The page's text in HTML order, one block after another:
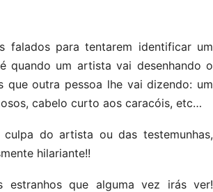
falados para tentarem identificar um
quando um artista vai desenhando o
outra pessoa lhe vai dizendo: um
cabelo curto aos caracóis, etc…
do artista ou das testemunhas,
hilariante!!
estranhos que alguma vez irás ver!